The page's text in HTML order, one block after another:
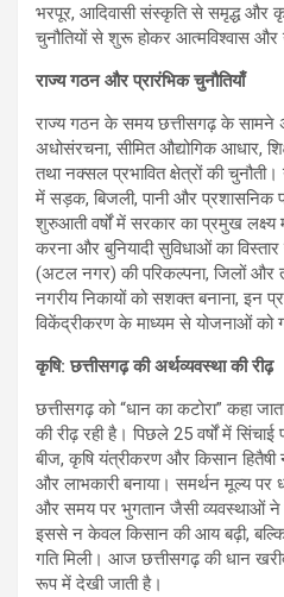
भरपूर, आदिवासी संस्कृति से समृद्ध और
चुनौतियों से शुरू होकर आत्मविश्वास और
राज्य गठन और प्रारंभिक चुनौतियाँ
राज्य गठन के समय छत्तीसगढ़ के सामने
अधोसंरचना, सीमित औद्योगिक आधार,
तथा नक्सल प्रभावित क्षेत्रों की
में सड़क, बिजली, पानी और प्रशासनिक
शुरुआती वर्षों में सरकार का प्रमुख
करना और बुनियादी सुविधाओं का
(अटल नगर) की परिकल्पना, जिलों और
नगरीय निकायों को सशक्त बनाना, इन
विकेंद्रीकरण के माध्यम से योजनाओं को
कृषि: छत्तीसगढ़ की अर्थव्यवस्था की रीढ़
छत्तीसगढ़ को “धान का कटोरा” कहा
की रीढ़ रही है। पिछले 25 वर्षों में
बीज, कृषि यंत्रीकरण और किसान
और लाभकारी बनाया। समर्थन मूल्य पर
और समय पर भुगतान जैसी व्यवस्थाओं ने
इससे न केवल किसान की आय बढ़ी, बल्कि
गति मिली। आज छत्तीसगढ़ की धान
रूप में देखी जाती है।